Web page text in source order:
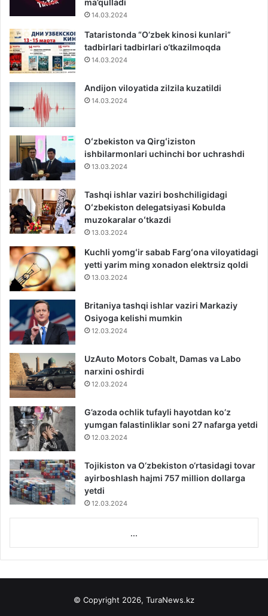
ma’qulladi
14.03.2024
Tataristonda “O’zbek kinosi kunlari”
tadbirlari tadbirlari o‘tkazilmoqda
14.03.2024
Andijon viloyatida zilzila kuzatildi
14.03.2024
Oʻzbekiston va Qirgʻiziston
ishbilarmonlari uchinchi bor uchrashdi
13.03.2024
Tashqi ishlar vaziri boshchiligidagi
Oʻzbekiston delegatsiyasi Kobulda
muzokaralar oʻtkazdi
13.03.2024
Kuchli yomgʻir sabab Fargʻona viloyatidagi
yetti yarim ming xonadon elektrsiz qoldi
13.03.2024
Britaniya tashqi ishlar vaziri Markaziy
Osiyoga kelishi mumkin
12.03.2024
UzAuto Motors Cobalt, Damas va Labo
narxini oshirdi
12.03.2024
G’azoda ochlik tufayli hayotdan ko’z
yumgan falastinliklar soni 27 nafarga yetdi
12.03.2024
Tojikiston va O‘zbekiston o‘rtasidagi tovar
ayirboshlash hajmi 757 million dollarga
yetdi
12.03.2024
...
© Copyright 2026, TuraNews.kz